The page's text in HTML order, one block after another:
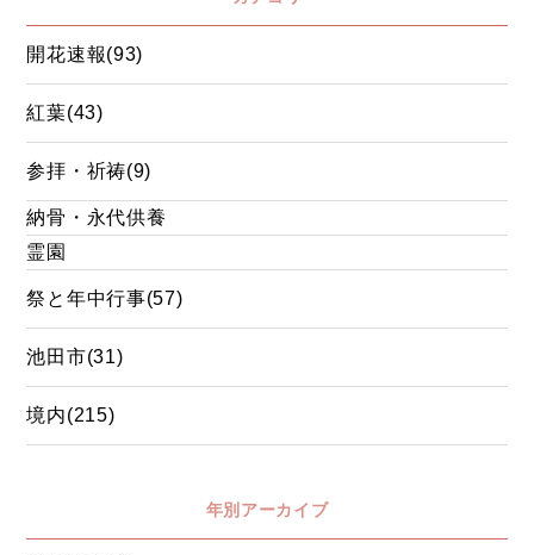
開花速報(93)
紅葉(43)
参拝・祈祷(9)
納骨・永代供養
霊園
祭と年中行事(57)
池田市(31)
境内(215)
年別アーカイブ